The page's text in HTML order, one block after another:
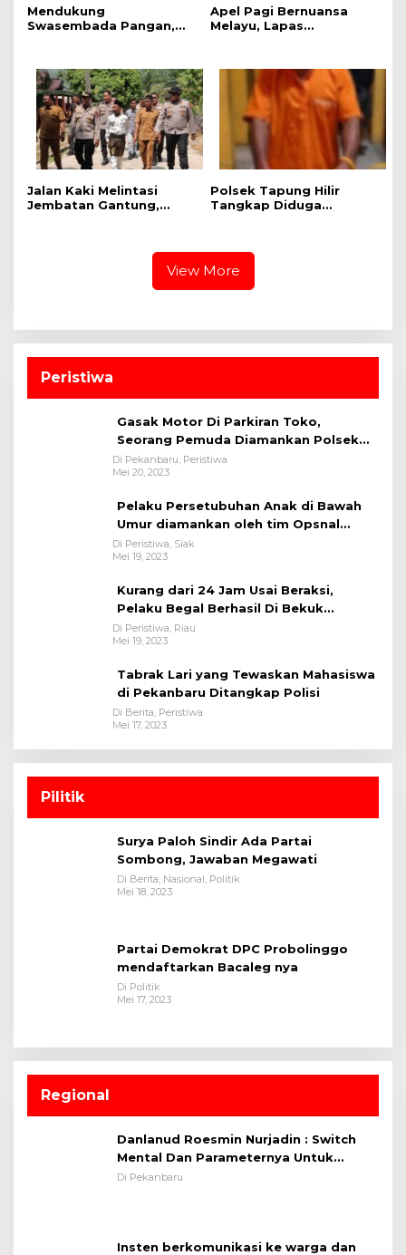
Mendukung
Swasembada Pangan,
Lahan PT Yutani Suadiri
Apel Pagi Bernuansa
Melayu, Lapas
Sambut HUT RI dan HUT
Provinsi Riau
Jalan Kaki Melintasi
Jembatan Gantung,
Polsek Tapung Hilir
Tangkap Diduga
View More
Peristiwa
Gasak Motor Di Parkiran Toko,
Seorang Pemuda Diamankan Polsek
Bukit Raya
Di Pekanbaru, Peristiwa
Mei 20, 2023
Pelaku Persetubuhan Anak di Bawah
Umur diamankan oleh tim Opsnal
Polsek Tualang-Polres Siak-Polda Riau
Di Peristiwa, Siak
Mei 19, 2023
Kurang dari 24 Jam Usai Beraksi,
Pelaku Begal Berhasil Di Bekuk
Satreskrim Polres Kuansing
Di Peristiwa, Riau
Mei 19, 2023
Tabrak Lari yang Tewaskan Mahasiswa
di Pekanbaru Ditangkap Polisi
Di Berita, Peristiwa
Mei 17, 2023
Pilitik
Surya Paloh Sindir Ada Partai
Sombong, Jawaban Megawati
Di Berita, Nasional, Politik
Mei 18, 2023
Partai Demokrat DPC Probolinggo
mendaftarkan Bacaleg nya
Di Politik
Mei 17, 2023
Regional
Danlanud Roesmin Nurjadin : Switch
Mental Dan Parameternya Untuk
Melaksanakan ✈
Di Pekanbaru
Insten berkomunikasi ke warga dan